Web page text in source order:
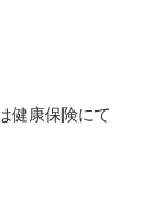
康保険にて